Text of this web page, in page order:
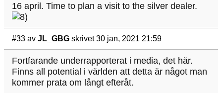
16 april. Time to plan a visit to the silver dealer.
#33 av JL_GBG skrivet 30 jan, 2021 21:59
Fortfarande underrapporterat i media, det här.
Finns all potential i världen att detta är något man
kommer prata om långt efteråt.